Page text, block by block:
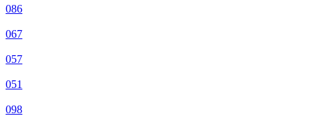
086
067
057
051
098